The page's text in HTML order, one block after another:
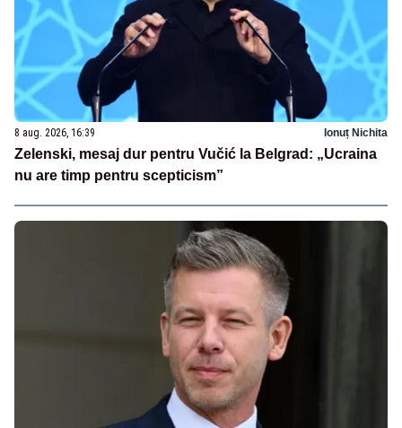
8 aug. 2026, 16:39 Ionuț Nichita
Zelenski, mesaj dur pentru Vučić la Belgrad: „Ucraina
nu are timp pentru scepticism”